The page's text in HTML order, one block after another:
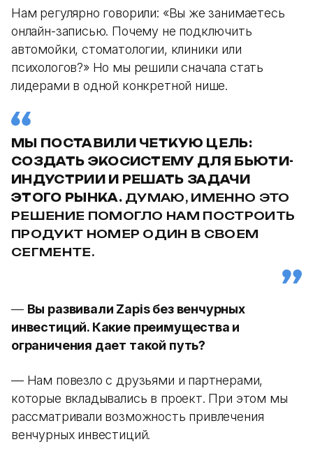
Нам регулярно говорили: «Вы же занимаетесь
онлайн-записью. Почему не подключить
автомойки, стоматологии, клиники или
психологов?» Но мы решили сначала стать
лидерами в одной конкретной нише.
МЫ ПОСТАВИЛИ ЧЕТКУЮ ЦЕЛЬ:
СОЗДАТЬ ЭКОСИСТЕМУ ДЛЯ БЬЮТИ-
ИНДУСТРИИ И РЕШАТЬ ЗАДАЧИ
ЭТОГО РЫНКА. ДУМАЮ, ИМЕННО ЭТО
РЕШЕНИЕ ПОМОГЛО НАМ ПОСТРОИТЬ
ПРОДУКТ НОМЕР ОДИН В СВОЕМ
СЕГМЕНТЕ.
— Вы развивали Zapis без венчурных
инвестиций. Какие преимущества и
ограничения дает такой путь?
— Нам повезло с друзьями и партнерами,
которые вкладывались в проект. При этом мы
рассматривали возможность привлечения
венчурных инвестиций.